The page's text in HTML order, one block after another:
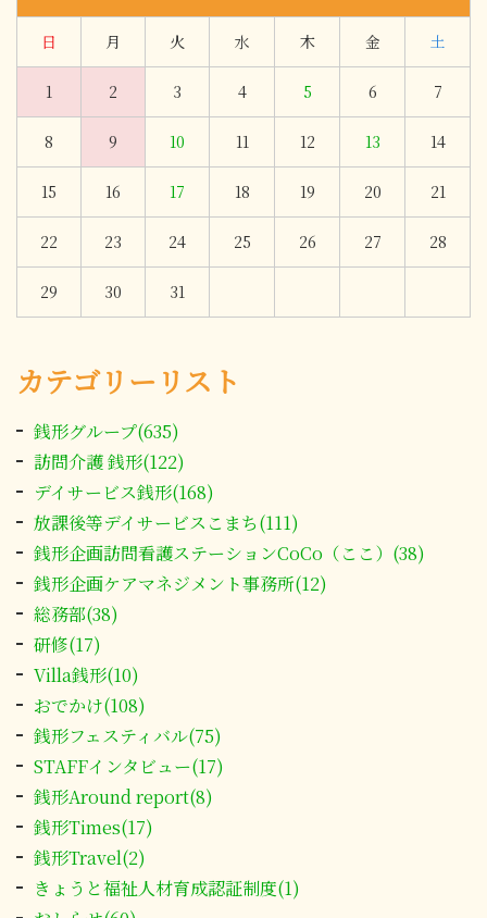
日 月 火 水 木 金 土
1 2 3 4 5 6 7
8 9 10 11 12 13 14
15 16 17 18 19 20 21
22 23 24 25 26 27 28
29 30 31
カテゴリーリスト
銭形グループ(635)
訪問介護 銭形(122)
デイサービス銭形(168)
放課後等デイサービスこまち(111)
銭形企画訪問看護ステーションCoCo（ここ）(38)
銭形企画ケアマネジメント事務所(12)
総務部(38)
研修(17)
Villa銭形(10)
おでかけ(108)
銭形フェスティバル(75)
STAFFインタビュー(17)
銭形Around report(8)
銭形Times(17)
銭形Travel(2)
きょうと福祉人材育成認証制度(1)